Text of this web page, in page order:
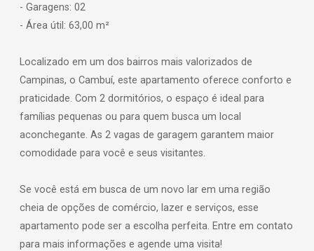
- Garagens: 02
- Área útil: 63,00 m²
Localizado em um dos bairros mais valorizados de
Campinas, o Cambuí, este apartamento oferece conforto e
praticidade. Com 2 dormitórios, o espaço é ideal para
famílias pequenas ou para quem busca um local
aconchegante. As 2 vagas de garagem garantem maior
comodidade para você e seus visitantes.
Se você está em busca de um novo lar em uma região
cheia de opções de comércio, lazer e serviços, esse
apartamento pode ser a escolha perfeita. Entre em contato
para mais informações e agende uma visita!